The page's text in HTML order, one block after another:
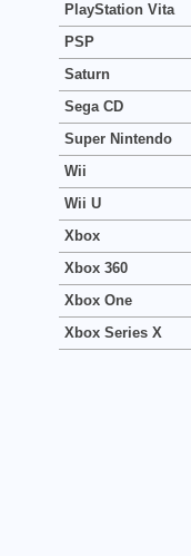
PlayStation Vita
PSP
Saturn
Sega CD
Super Nintendo
Wii
Wii U
Xbox
Xbox 360
Xbox One
Xbox Series X